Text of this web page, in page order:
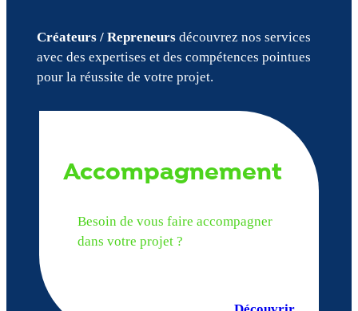
Créateurs / Repreneursdécouvrez nos services
avec des expertises et des compétences pointues
pour la réussite de votre projet.
Accompagnement
Besoin de vous faire accompagner
dans votre projet ?